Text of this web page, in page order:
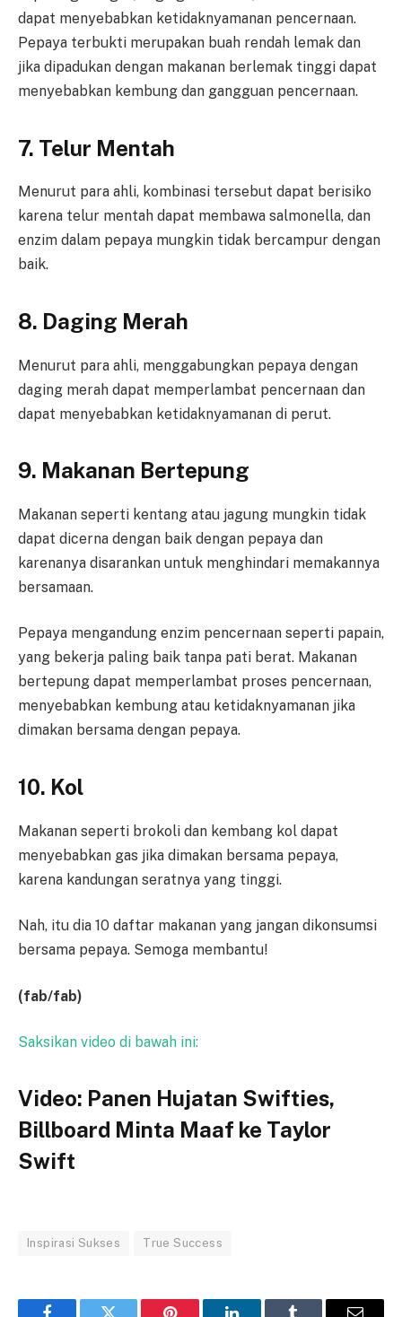
dapat menyebabkan ketidaknyamanan pencernaan.
Pepaya terbukti merupakan buah rendah lemak dan
jika dipadukan dengan makanan berlemak tinggi dapat
menyebabkan kembung dan gangguan pencernaan.
7. Telur Mentah
Menurut para ahli, kombinasi tersebut dapat berisiko
karena telur mentah dapat membawa salmonella, dan
enzim dalam pepaya mungkin tidak bercampur dengan
baik.
8. Daging Merah
Menurut para ahli, menggabungkan pepaya dengan
daging merah dapat memperlambat pencernaan dan
dapat menyebabkan ketidaknyamanan di perut.
9. Makanan Bertepung
Makanan seperti kentang atau jagung mungkin tidak
dapat dicerna dengan baik dengan pepaya dan
karenanya disarankan untuk menghindari memakannya
bersamaan.
Pepaya mengandung enzim pencernaan seperti papain,
yang bekerja paling baik tanpa pati berat. Makanan
bertepung dapat memperlambat proses pencernaan,
menyebabkan kembung atau ketidaknyamanan jika
dimakan bersama dengan pepaya.
10. Kol
Makanan seperti brokoli dan kembang kol dapat
menyebabkan gas jika dimakan bersama pepaya,
karena kandungan seratnya yang tinggi.
Nah, itu dia 10 daftar makanan yang jangan dikonsumsi
bersama pepaya. Semoga membantu!
(fab/fab)
Saksikan video di bawah ini:
Video: Panen Hujatan Swifties,
Billboard Minta Maaf ke Taylor
Swift
Inspirasi Sukses True Success